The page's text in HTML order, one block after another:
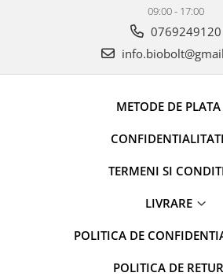
09:00 - 17:00
0769249120
METODE DE PLATA
TERMENI SI
LIVRARE
POLITICA DE
POLITICA DE RETUR